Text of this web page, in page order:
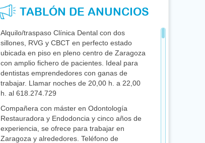
TABLÓN DE ANUNCIOS
Alquilo/traspaso Clínica Dental con dos
sillones, RVG y CBCT en perfecto estado
ubicada en piso en pleno centro de Zaragoza
con amplio fichero de pacientes. Ideal para
dentistas emprendedores con ganas de
trabajar. Llamar noches de 20,00 h. a 22,00
h. al 618.274.729
Compañera con máster en Odontología
Restauradora y Endodoncia y cinco años de
experiencia, se ofrece para trabajar en
Zaragoza y alrededores. Teléfono de